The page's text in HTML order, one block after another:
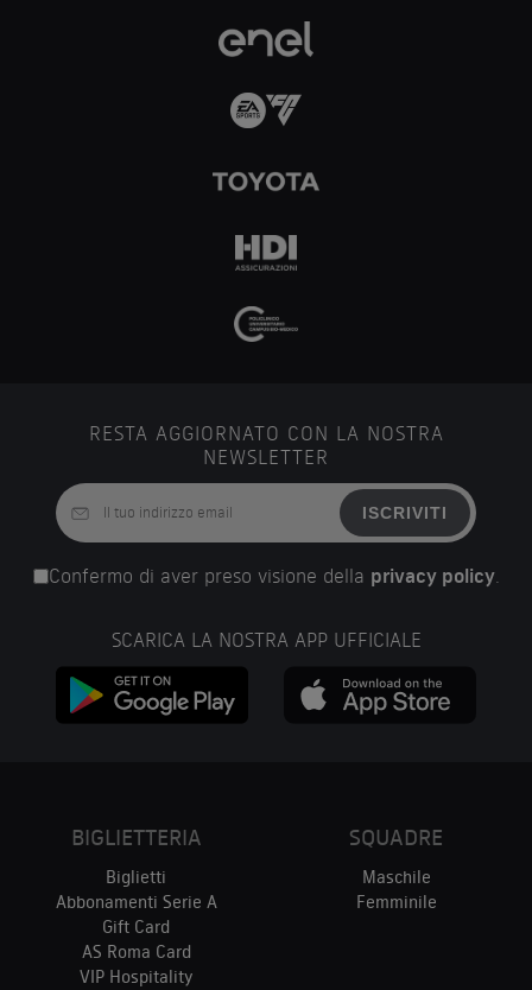
RESTA AGGIORNATO CON LA NOSTRA
NEWSLETTER
ISCRIVITI
Confermo di aver preso visione della privacy policy.
SCARICA LA NOSTRA APP UFFICIALE
BIGLIETTERIA
Biglietti
Abbonamenti Serie A
Gift Card
AS Roma Card
VIP Hospitality
SQUADRE
Maschile
Femminile